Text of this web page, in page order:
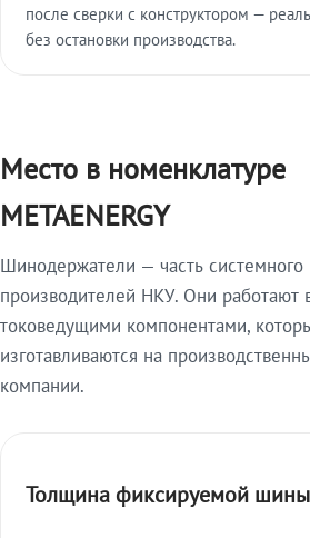
после сверки с конструктором —
без остановки производства.
Место в номенклатуре
METAENERGY
Шинодержатели — часть
производителей НКУ. Они работают
токоведущими компонентами,
изготавливаются на
компании.
Толщина фиксируемой шины